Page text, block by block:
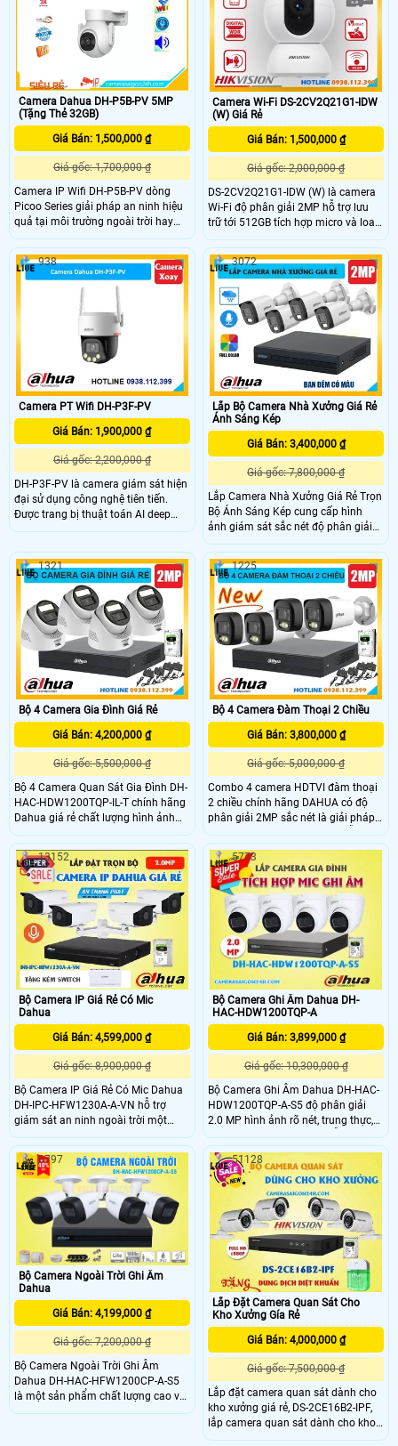
chất lượng cao, tải nhanh H.265/H
- với hình ảnh 2K và phạm vi 360°
Camera Dahua DH-P5B-PV 5MP
(Tặng Thẻ 32GB)
Giá Bán: 1,500,000 ₫
Giá gốc: 1,700,000 ₫
Camera IP Wifi DH-P5B-PV dòng
Picoo Series giải pháp an ninh hiệu
quả tại môi trường ngoài trời hay
những nơi có điều kiện thời tiết khắc
nghiệt. Với độ phân giải cao Full HD,
kết nối không dây tiện lợi, và khả
năng quan sát trong ánh sáng yếu,
camera giúp bạn theo dõi mọi góc
cạnh một cách rõ ràng.
Camera Wi-Fi DS-2CV2Q21G1-IDW
(W) Giá Rẻ
Giá Bán: 1,500,000 ₫
Giá gốc: 2,000,000 ₫
DS-2CV2Q21G1-IDW (W) là camera
Wi-Fi độ phân giải 2MP hỗ trợ lưu
trữ tới 512GB tích hợp micro và loa
hai chiều tính năng phát hiện người
với công nghệ Motion 2.0. Khả năng
chống ngược sáng DWDR và giảm
nhiễu 3D DNR giúp ghi hình sắc nét
trong nhiều điều kiện ánh sáng, kết
nối Wi-Fi nhanh chóng.
Camera PT Wifi DH-P3F-PV
Giá Bán: 1,900,000 ₫
Giá gốc: 2,200,000 ₫
DH-P3F-PV là camera giám sát hiện
đại sử dụng công nghệ tiên tiến.
Được trang bị thuật toán AI deep
learning, camera có khả năng phân
chính xác. Với kết nối Wifi IP, camera
có thiết kế có thể nhìn có màu ban
đêm bằng đèn LeD trợ sáng
938
Lắp Bộ Camera Nhà Xưởng Giá Rẻ
Ánh Sáng Kép
Giá Bán: 3,400,000 ₫
Giá gốc: 7,800,000 ₫
Lắp Camera Nhà Xưởng Giá Rẻ Trọn
Bộ Ánh Sáng Kép cung cấp hình
ảnh giám sát sắc nét độ phân giải
Full HD 1080P, camera tích hợp
micro hỗ trợ ghi âm thanh rõ ràng
và đặc biệt hơn là công nghệ ánh
sáng kép thông minh. Với tầm xa
đèn led trắng: 20m, tầm xa hồng
ngoại 30m, camera sẽ ghi lại toàn
bộ nhà xưởng có màu sắc sinh
động và đảm bảo an ninh tối ưu
3072
Bộ 4 Camera Gia Đình Giá Rẻ
Giá Bán: 4,200,000 ₫
Giá gốc: 5,500,000 ₫
Bộ 4 Camera Quan Sát Gia Đình DH-
HAC-HDW1200TQP-IL-T chính hãng
Dahua giá rẻ chất lượng hình ảnh
2MP FULL HD 1080P bảo vệ an ninh
hiệu quả sắc nét, tích hợp công
nghệ hồng ngoại ban đêm FULL
COLOR có màu lên đến 30m quan
sát từ xa qua điện thoại máy tính,
phù hợp lắp đặt cho mọi gia đình.
1321
Bộ 4 Camera Đàm Thoại 2 Chiều
Giá Bán: 3,800,000 ₫
Giá gốc: 5,000,000 ₫
Combo 4 camera HDTVI đàm thoại
2 chiều chính hãng DAHUA có độ
phân giải 2MP sắc nét là giải pháp
giám sát an ninh toàn diện, dễ dàng
lắp đặt và sử dụng, phù hợp với
nhiều nhu cầu và môi trường khác
nhau. Bộ camera không chỉ cung
cấp hình ảnh sắc nét mà còn tích
hợp nhiều tính năng thông minh
giúp bảo vệ tài sản và gia đình một
cách hiệu quả giá rẻ.
1225
Bộ Camera IP Giá Rẻ Có Mic
Dahua
Giá Bán: 4,599,000 ₫
Giá gốc: 8,900,000 ₫
Bộ Camera IP Giá Rẻ Có Mic Dahua
DH-IPC-HFW1230A-A-VN hỗ trợ
giám sát an ninh ngoài trời một
cách hiệu quả tối ưu với độ phân
giải 2.0MP, tích hợp công nghệ hồng
ngoại thông minh với tầm quan sát
xa 80m, hỗ trợ ghi lại âm thanh to
rõ, chuẩn nén H265+, IP 67 chống
chịu mưa nắng, bụi bẩn
13152
Bộ Camera Ghi Âm Dahua DH-
HAC-HDW1200TQP-A
Giá Bán: 3,899,000 ₫
Giá gốc: 10,300,000 ₫
Bộ Camera Ghi Âm Dahua DH-HAC-
HDW1200TQP-A-S5 độ phân giải
2.0 MP hình ảnh rõ nét, trung thực,
tích hợp chức năng OSD, hỗ trợ hồng
ngoại ban đêm 40m, Tích hợp mic
ghi lại âm thanh to rõ, phù hợp cho
gia đình, công ty, . .
5773
Bộ Camera Ngoài Trời Ghi Âm
Dahua
Giá Bán: 4,199,000 ₫
Giá gốc: 7,200,000 ₫
Bộ Camera Ngoài Trời Ghi Âm
Dahua DH-HAC-HFW1200CP-A-S5
là một sản phẩm chất lượng cao với
khả năng thu âm hồng ngoại thông
6797
Lắp Đặt Camera Quan Sát Cho
Kho Xưởng Gía Rẻ
Giá Bán: 4,000,000 ₫
Giá gốc: 7,500,000 ₫
Lắp đặt camera quan sát dành cho
kho xưởng giá rẻ, DS-2CE16B2-IPF,
lắp camera quan sát dành cho kho
xưởng giá rẻ full hd 1080 giúp giám
51128